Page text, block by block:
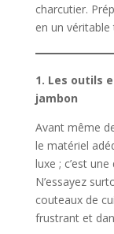
charcutier.
en un
1. Les outils
jambon
Avant même
le matériel
luxe ; c’est
N’essayez
couteaux de
frustrant et